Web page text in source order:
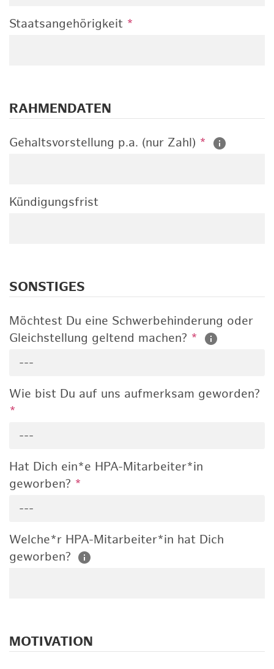
Staatsangehörigkeit *
RAHMENDATEN
Gehaltsvorstellung p.a. (nur Zahl) *
Kündigungsfrist
SONSTIGES
Möchtest Du eine Schwerbehinderung oder
Gleichstellung geltend machen? *
---
Wie bist Du auf uns aufmerksam geworden?
*
---
Hat Dich ein*e HPA-Mitarbeiter*in
geworben? *
---
Welche*r HPA-Mitarbeiter*in hat Dich
geworben?
MOTIVATION